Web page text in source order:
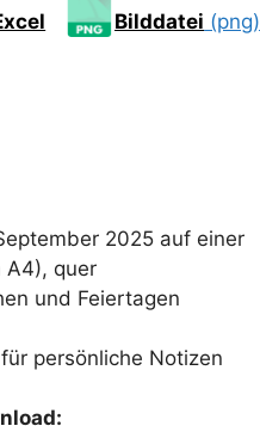
Bilddatei (png)
2025 auf einer
A4), quer
und Feiertagen
persönliche Notizen